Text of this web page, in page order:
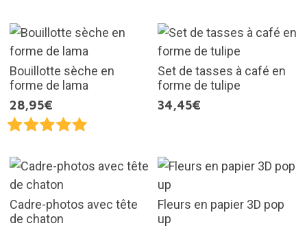
Bouillotte sèche en
forme de lama
28,95€
Set de tasses à café en
forme de tulipe
34,45€
Cadre-photos avec tête
de chaton
Fleurs en papier 3D pop
up